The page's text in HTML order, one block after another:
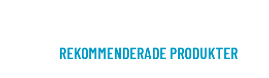
REKOMMENDERADE PRODUKTER